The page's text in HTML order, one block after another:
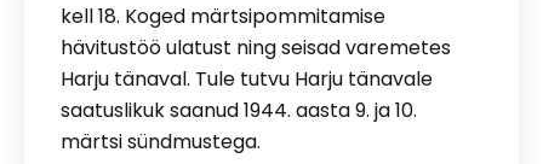
kell 18. Koged märtsipommitamise
hävitustöö ulatust ning seisad varemetes
Harju tänaval. Tule tutvu Harju tänavale
saatuslikuk saanud 1944. aasta 9. ja 10.
märtsi sündmustega.